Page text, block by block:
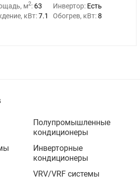
м2: 63 Инвертор: Есть
кВт:7.1 Обогрев, кВт:8
Полупромышленные
кондиционеры
Инверторные
кондиционеры
VRV/VRF системы